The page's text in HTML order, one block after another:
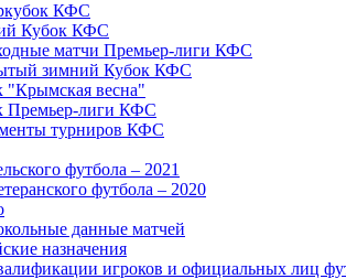
КФС
Кубок КФС
матчи Премьер-лиги КФС
зимний Кубок КФС
"Крымская весна"
Премьер-лиги КФС
турниров КФС
футбола – 2021
футбола – 2020
данные матчей
назначения
игроков и официальных лиц